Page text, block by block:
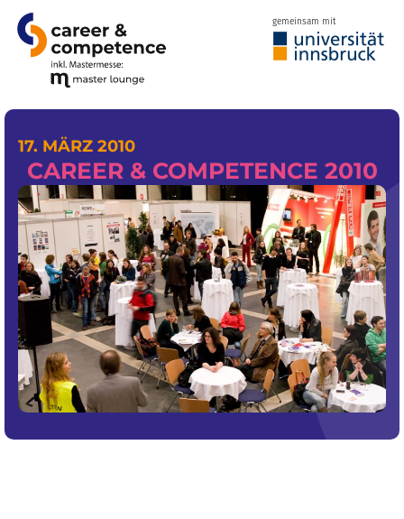
gemeinsam mit
17. MÄRZ 2010
CAREER & COMPETENCE 2010